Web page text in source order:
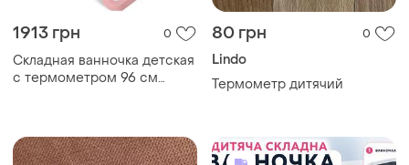
1913 грн 0
Складная ванночка детская
с термометром 96 см
80 грн 0
Lindo
Термометр дитячий